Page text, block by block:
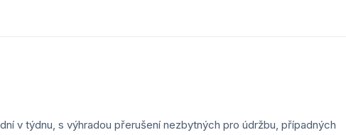
v týdnu, s výhradou přerušení nezbytných pro údržbu, případných